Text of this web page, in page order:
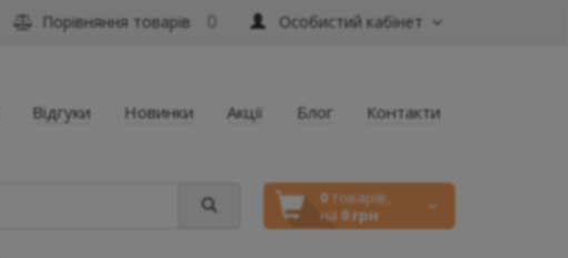
Особистий кабінет
Порівняння товарів 0
Відгуки Новинки Акції Блог Контакти
0товарів,
на 0 грн